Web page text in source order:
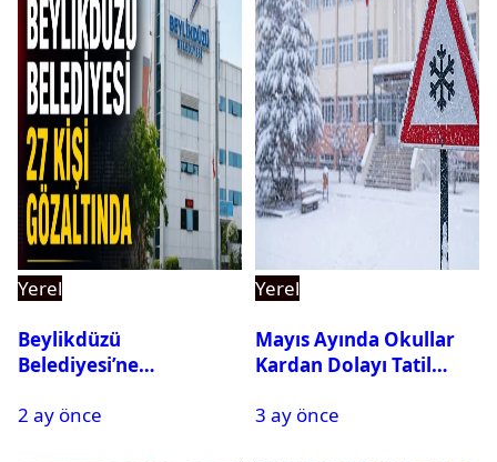
Yerel
Beylikdüzü
Belediyesi’ne
Gözaltına Alındı
2 ay önce
Yerel
Mayıs Ayında Okullar
Kardan Dolayı Tatil
3 ay önce